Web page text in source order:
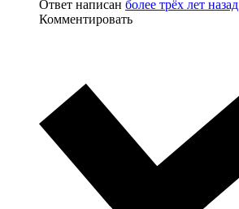
Ответ написан более трёх лет назад
Комментировать